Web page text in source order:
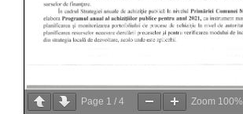
Page 1 / 4 Zoom 100%